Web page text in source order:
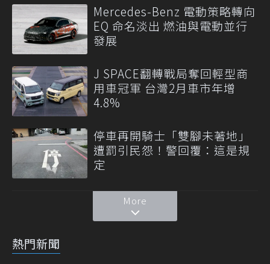
Mercedes-Benz 電動策略轉向
EQ 命名淡出 燃油與電動並行
發展
J SPACE翻轉戰局奪回輕型商
用車冠軍 台灣2月車市年增
4.8%
停車再開騎士「雙腳未著地」
遭罰引民怨！警回覆：這是規
定
More
熱門新聞